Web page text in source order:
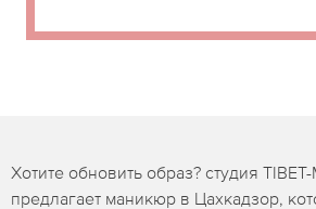
Хотите обновить образ? студия TIBET-
предлагает маникюр в Цахкадзор,